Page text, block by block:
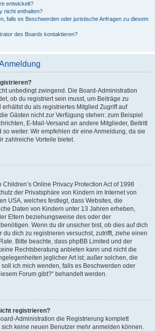
entwickelt?
nicht enthalten?
falls es Beschwerden oder juristische Anfragen zu diesem
des Boards kontaktieren?
unbedingt zwingend. Die Board-Administration
ob du registriert sein musst, um Beiträge zu
du als registriertes Mitglied Zugriff auf
Gästen nicht zur Verfügung stehen: zum Beispiel
E-Mail-Versand an andere Mitglieder, Beitritt
weiter. Wir empfehlen dir eine Anmeldung, da sie
zahlreiche Vorteile bietet.
Online Privacy Protection Act of 1998
der Privatsphäre von Kindern im Internet von
USA, welches festlegt, dass Websites, die
Daten von Kindern unter 13 Jahren erheben,
Eltern beziehungsweise des oder der
Wenn du dir unsicher bist, ob dies auf dich
du dich zu registrieren versuchst, zutrifft, ziehe einen
Bitte beachte, dass phpBB Limited und der
Rechtsberatung anbieten kann und nicht die
jeglicher Art ist; außer solchen, die
soll ich mich wenden, falls es Beschwerden oder
Forum gibt?“ behandelt werden.
registrieren?
Administration die Registrierung komplett
keine neuen Benutzer mehr anmelden können.